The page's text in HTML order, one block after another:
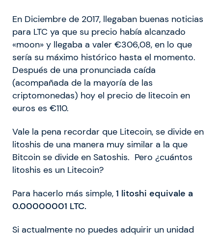
En Diciembre de 2017, llegaban buenas noticias
para LTC ya que su precio había alcanzado
«moon» y llegaba a valer €306,08, en lo que
sería su máximo histórico hasta el momento.
Después de una pronunciada caída
(acompañada de la mayoría de las
criptomonedas) hoy el precio de litecoin en
euros es €110.
Vale la pena recordar que Litecoin, se divide en
litoshis de una manera muy similar a la que
Bitcoin se divide en Satoshis. Pero ¿cuántos
litoshis es un Litecoin?
Para hacerlo más simple, 1 litoshi equivale a
0.00000001 LTC.
Si actualmente no puedes adquirir un unidad